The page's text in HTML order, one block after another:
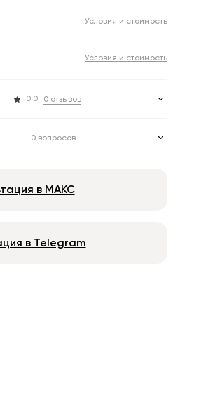
Условия и стоимость
Условия и стоимость
0.0 0 отзывов
0 вопросов
в МАКС
в Telegram